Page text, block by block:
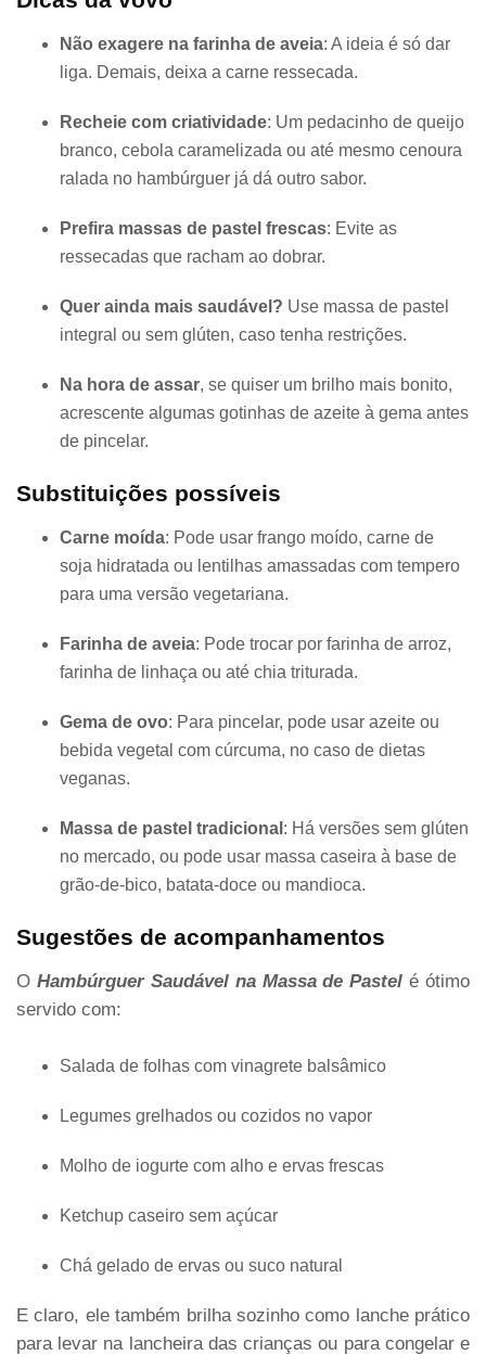
Não exagere na farinha de aveia: A ideia é só dar
liga. Demais, deixa a carne ressecada.
Recheie com criatividade: Um pedacinho de queijo
branco, cebola caramelizada ou até mesmo cenoura
ralada no hambúrguer já dá outro sabor.
Prefira massas de pastel frescas: Evite as
ressecadas que racham ao dobrar.
Quer ainda mais saudável? Use massa de pastel
integral ou sem glúten, caso tenha restrições.
Na hora de assar, se quiser um brilho mais bonito,
acrescente algumas gotinhas de azeite à gema antes
de pincelar.
Substituições possíveis
Carne moída: Pode usar frango moído, carne de
soja hidratada ou lentilhas amassadas com tempero
para uma versão vegetariana.
Farinha de aveia: Pode trocar por farinha de arroz,
farinha de linhaça ou até chia triturada.
Gema de ovo: Para pincelar, pode usar azeite ou
bebida vegetal com cúrcuma, no caso de dietas
veganas.
Massa de pastel tradicional : Há versões sem glúten
no mercado, ou pode usar massa caseira à base de
grão-de-bico, batata-doce ou mandioca.
Sugestões de acompanhamentos
O Hambúrguer Saudável na Massa de Pastel é ótimo
servido com:
Salada de folhas com vinagrete balsâmico
Legumes grelhados ou cozidos no vapor
Molho de iogurte com alho e ervas frescas
Ketchup caseiro sem açúcar
Chá gelado de ervas ou suco natural
E claro, ele também brilha sozinho como lanche prático
para levar na lancheira das crianças ou para congelar e